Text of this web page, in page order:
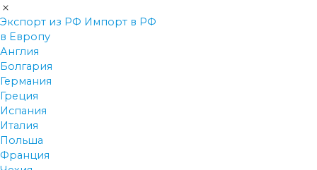
Экспорт из РФ Импорт в РФ
в Европу
Англия
Болгария
Германия
Греция
Испания
Италия
Польша
Франция